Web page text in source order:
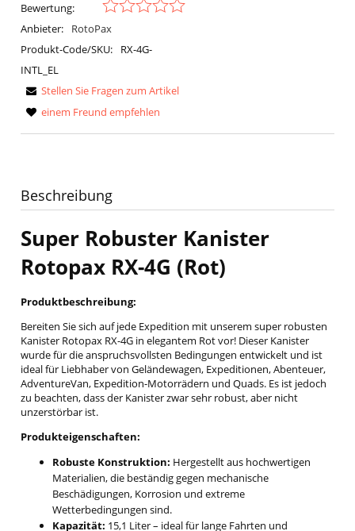
Bewertung:
Anbieter:
RotoPax
Produkt-Code/SKU:
RX-4G-
INTL_EL
Stellen Sie Fragen zum Artikel
einem Freund empfehlen
Beschreibung
Super Robuster Kanister
Rotopax RX-4G (Rot)
Produktbeschreibung:
Bereiten Sie sich auf jede Expedition mit unserem super robusten
Kanister Rotopax RX-4G in elegantem Rot vor! Dieser Kanister
wurde für die anspruchsvollsten Bedingungen entwickelt und ist
ideal für Liebhaber von Geländewagen, Expeditionen, Abenteuer,
AdventureVan, Expedition-Motorrädern und Quads. Es ist jedoch
zu beachten, dass der Kanister zwar sehr robust, aber nicht
unzerstörbar ist.
Produkteigenschaften:
Robuste Konstruktion: Hergestellt aus hochwertigen
Materialien, die beständig gegen mechanische
Beschädigungen, Korrosion und extreme
Wetterbedingungen sind.
Kapazität: 15,1 Liter – ideal für lange Fahrten und